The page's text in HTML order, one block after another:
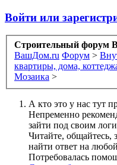
Войти или
Строительный форум
ВашДом.ru Форум >
квартиры, дома,
Мозаика >
А кто это у нас тут
Непременно
зайти под своим
Читайте,
найти ответ на
Потребовалась